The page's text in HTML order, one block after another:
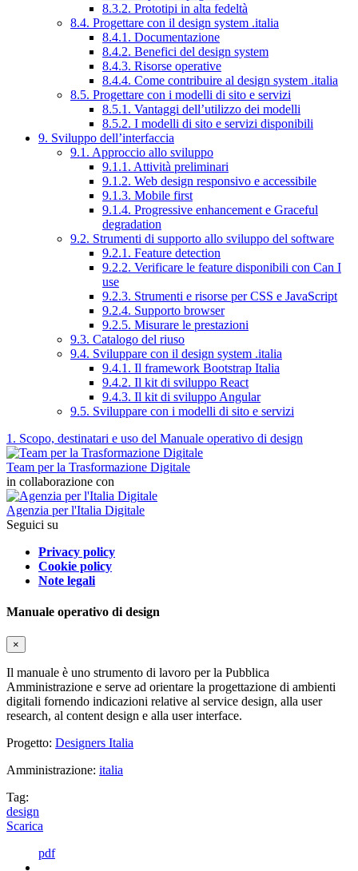
8.3.2. Prototipi in alta fedeltà
8.4. Progettare con il design system .italia
8.4.1. Documentazione
8.4.2. Benefici del design system
8.4.3. Risorse operative
8.4.4. Come contribuire al design system .italia
8.5. Progettare con i modelli di sito e servizi
8.5.1. Vantaggi dell’utilizzo dei modelli
8.5.2. I modelli di sito e servizi disponibili
9. Sviluppo dell’interfaccia
9.1. Approccio allo sviluppo
9.1.1. Attività preliminari
9.1.2. Web design responsivo e accessibile
9.1.3. Mobile first
9.1.4. Progressive enhancement e Graceful
degradation
9.2. Strumenti di supporto allo sviluppo del software
9.2.1. Feature detection
9.2.2. Verificare le feature disponibili con Can I
use
9.2.3. Strumenti e risorse per CSS e JavaScript
9.2.4. Supporto browser
9.2.5. Misurare le prestazioni
9.3. Catalogo del riuso
9.4. Sviluppare con il design system .italia
9.4.1. Il framework Bootstrap Italia
9.4.2. Il kit di sviluppo React
9.4.3. Il kit di sviluppo Angular
9.5. Sviluppare con i modelli di sito e servizi
1. Scopo, destinatari e uso del Manuale operativo di design
Team per la Trasformazione Digitale
in collaborazione con
Agenzia per l'Italia Digitale
Seguici su
Privacy policy
Cookie policy
Note legali
Manuale operativo di design
×
Il manuale è uno strumento di lavoro per la Pubblica
Amministrazione e serve ad orientare la progettazione di ambienti
digitali fornendo indicazioni relative al service design, alla user
research, al content design e alla user interface.
Progetto: Designers Italia
Amministrazione: italia
Tag:
design
Scarica
pdf